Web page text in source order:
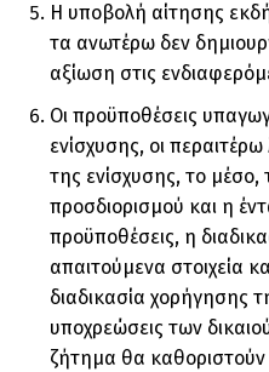
Η υποβολή αίτησης
τα ανωτέρω δεν
αξίωση στις
Οι προϋποθέσεις
ενίσχυσης, οι
της ενίσχυσης, το
προσδιορισμού και η
προϋποθέσεις, η
απαιτούμενα στοιχεία
διαδικασία χορήγησης
υποχρεώσεις των
ζήτημα θα